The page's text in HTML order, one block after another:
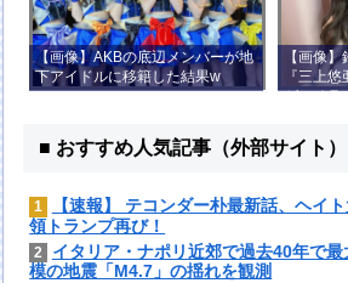
【画像】AKBの底辺メンバーが地
下アイドルに移籍した結果w
【画像
『三上
がコチラ
■ おすすめ人気記事（外部サイト）
1
【速報】 テコンダー朴最新話、ヘイ
領トランプ再び！
2
イタリア・ナポリ近郊で過去40年で最
模の地震「M4.7」の揺れを観測